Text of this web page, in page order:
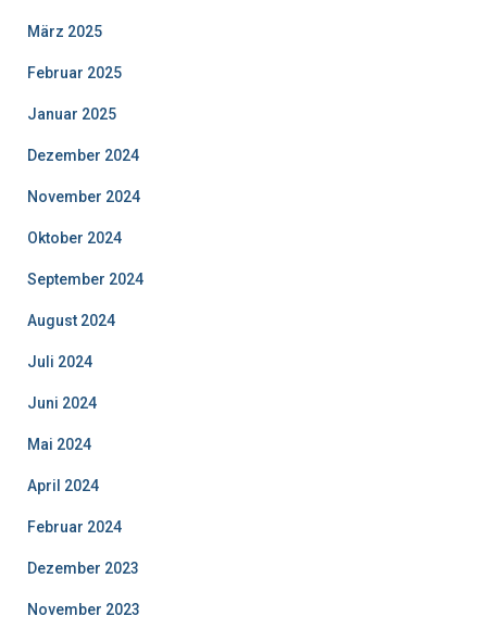
März 2025
Februar 2025
Januar 2025
Dezember 2024
November 2024
Oktober 2024
September 2024
August 2024
Juli 2024
Juni 2024
Mai 2024
April 2024
Februar 2024
Dezember 2023
November 2023